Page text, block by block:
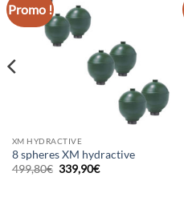
Promo !
XM HYDRACTIVE
8 spheres XM hydractive
499,80€ Le
339,90€Le